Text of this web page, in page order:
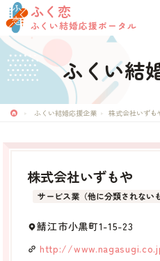
ふく恋
ふくい結婚応援ポータル
ふく恋
ふくい結婚応援ポータル
トップページ
お知らせ
マッチングシステム
ふくい結
ふくい結婚応援企業 株式会社いずも
株式会社いずもや
サービス業（他に分類されないも
鯖江市小黒町1-15-23
http://